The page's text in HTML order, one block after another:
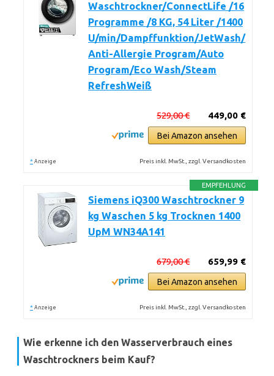
Waschtrockner/ConnectLife /16
Programme /8 KG, 54 Liter /1400
U/min/Dampffunktion/JetWash/
Anti-Allergie Program/Auto
Program/Eco Wash/Steam
RefreshWeiß
449,00 €
529,00 €
Bei Amazon ansehen
* Anzeige Preis inkl. MwSt., zzgl. Versandkosten
EMPFEHLUNG
Siemens iQ300 Waschtrockner 9
kg Waschen 5 kg Trocknen 1400
UpM WN34A141
659,99 €
679,00 €
Bei Amazon ansehen
* Anzeige Preis inkl. MwSt., zzgl. Versandkosten
Wie erkenne ich den Wasserverbrauch eines
Waschtrockners beim Kauf?